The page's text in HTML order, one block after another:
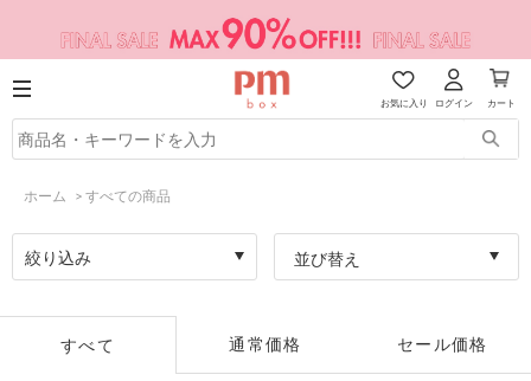
お気に入り ログイン カート
ホーム > すべての商品
絞り込み 並び替え
すべて 通常価格 セール価格